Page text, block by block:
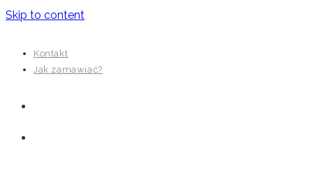
Skip to content
Kontakt
Jak zamawiać?